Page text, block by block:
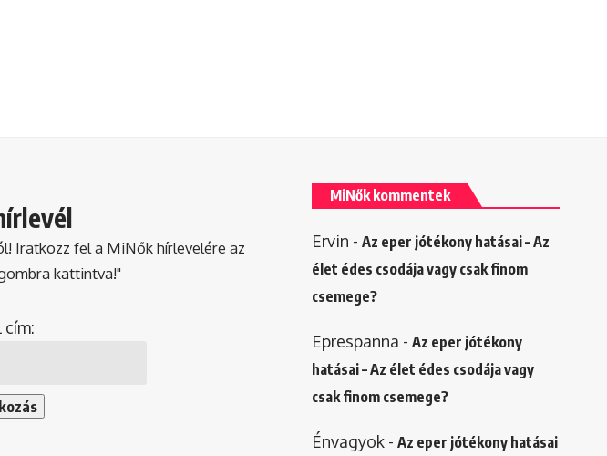
Iratkozz fel a MiNők hírlevelére az
kattintva!"
cím:
MiNők kommentek
Ervin - Az eper jótékony hatásai – Az
élet édes csodája vagy csak finom
csemege?
Eprespanna - Az eper jótékony
hatásai – Az élet édes csodája vagy
csak finom csemege?
Énvagyok- Az eper jótékony hatásai